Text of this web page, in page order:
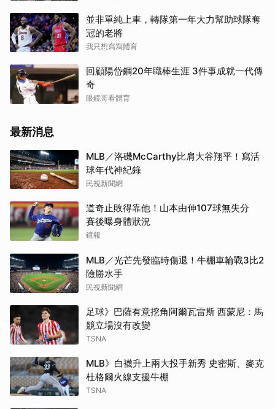
並非單純上車，轉隊第一年大力幫助球隊奪
冠的老將
我只想寫寫體育
回顧陽岱鋼20年職棒生涯 3件事成就一代傳
奇
眼鏡哥看體育
最新消息
MLB／洛磯McCarthy比肩大谷翔平！寫活
球年代神紀錄
民視新聞網
道奇止敗得靠他！山本由伸107球無失分
賽後曝身體狀況
鏡報
MLB／光芒先發臨時傷退！牛棚車輪戰3比2
險勝水手
民視新聞網
足球》巴薩有意挖角阿爾瓦雷斯 西蒙尼：馬
競立場沒有改變
TSNA
MLB》白襪升上兩大投手新秀 史密斯、麥克
杜格爾火線支援牛棚
TSNA